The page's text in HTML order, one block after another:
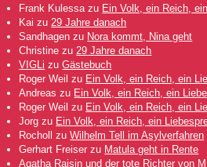
Frank Kulessa zu Ein Volk, ein Reich,
Kai zu 29 Jahre danach
Sandhagen zu Nora kommt, Nina geht
Christine zu 29 Jahre danach
VIGLi zuGästebuch
Roger Weil zu Ein Volk, ein Reich, ein
Andreas zu Ein Volk, ein Reich, ein
Roger Weil zu Ein Volk, ein Reich, ein
Jorg zu Ein Volk, ein Reich, ein
Rocholl
zuWilhelm Tell im Asylverfahren
Gerhart Freiser zu Matula geht in Rente
Agatha Raisin und der tote Richter von